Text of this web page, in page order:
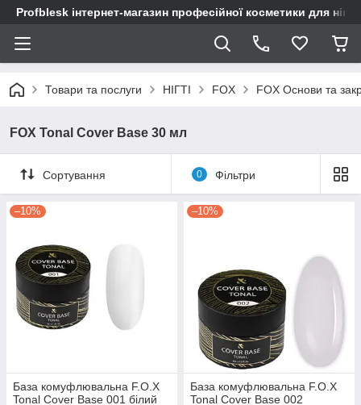
Profblesk інтернет-магазин професійної косметики для
Товари та послуги НІГТІ FOX FOX Основи та
FOX Tonal Cover Base 30 мл
Сортування 0 Фільтри
–10%
База комуфлювальна F.O.X
Tonal Cover Base 001 білий
–10%
База комуфлювальна F.O.X
Tonal Cover Base 002